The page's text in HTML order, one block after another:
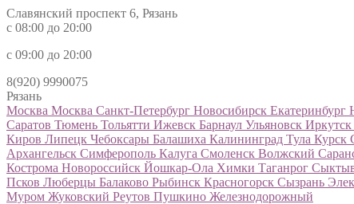
Славянский проспект 6, Рязань
с 08:00 до 20:00
с 09:00 до 20:00
8(920) 9990075
Рязань
Москва Москва Санкт-Петербург Новосибирск Екатеринбург
Саратов Тюмень Тольятти Ижевск Барнаул Ульяновск Иркутск
Киров Липецк Чебоксары Балашиха Калининград Тула Курск
Архангельск Симферополь Калуга Смоленск Волжский
Кострома Новороссийск Йошкар-Ола Химки Таганрог
Псков Люберцы Балаково Рыбинск Красногорск Сызрань
Муром Жуковский Реутов Пушкино Железнодорожный